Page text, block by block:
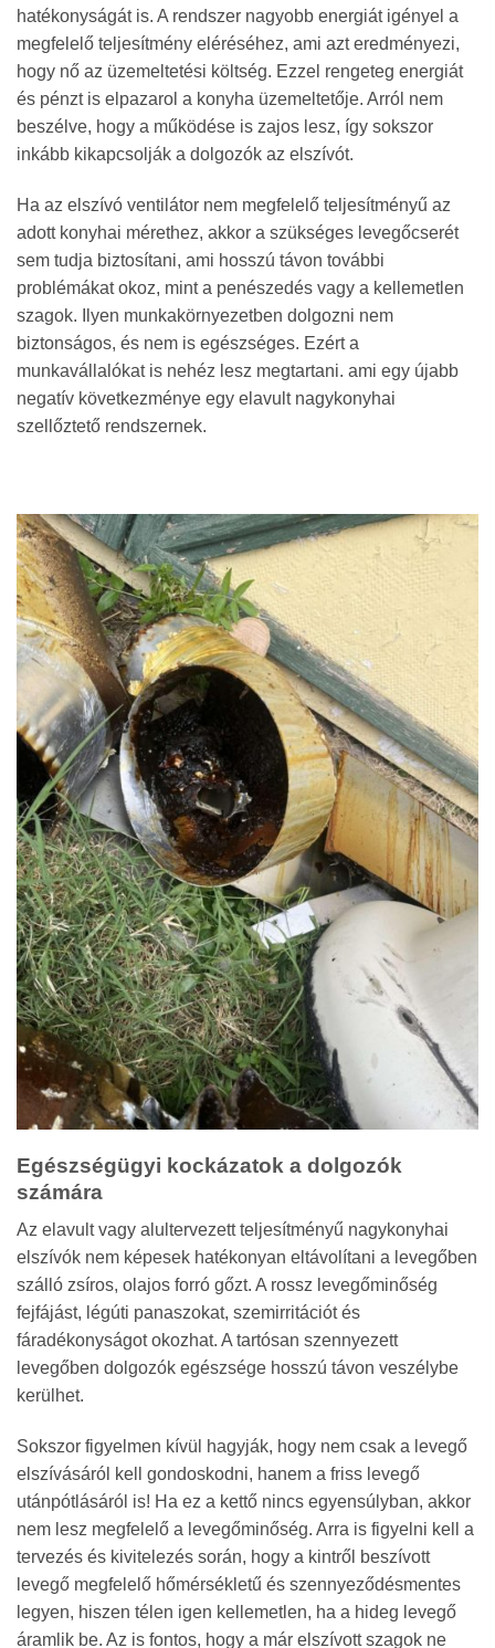
hatékonyságát is. A rendszer nagyobb energiát igényel a
megfelelő teljesítmény eléréséhez, ami azt eredményezi,
hogy nő az üzemeltetési költség. Ezzel rengeteg energiát
és pénzt is elpazarol a konyha üzemeltetője. Arról nem
beszélve, hogy a működése is zajos lesz, így sokszor
inkább kikapcsolják a dolgozók az elszívót.
Ha az elszívó ventilátor nem megfelelő teljesítményű az
adott konyhai mérethez, akkor a szükséges levegőcserét
sem tudja biztosítani, ami hosszú távon további
problémákat okoz, mint a penészedés vagy a kellemetlen
szagok. Ilyen munkakörnyezetben dolgozni nem
biztonságos, és nem is egészséges. Ezért a
munkavállalókat is nehéz lesz megtartani. ami egy újabb
negatív következménye egy elavult nagykonyhai
szellőztető rendszernek.
Egészségügyi kockázatok a dolgozók
számára
Az elavult vagy alultervezett teljesítményű nagykonyhai
elszívók nem képesek hatékonyan eltávolítani a levegőben
szálló zsíros, olajos forró gőzt. A rossz levegőminőség
fejfájást, légúti panaszokat, szemirritációt és
fáradékonyságot okozhat. A tartósan szennyezett
levegőben dolgozók egészsége hosszú távon veszélybe
kerülhet.
Sokszor figyelmen kívül hagyják, hogy nem csak a levegő
elszívásáról kell gondoskodni, hanem a friss levegő
utánpótlásáról is! Ha ez a kettő nincs egyensúlyban, akkor
nem lesz megfelelő a levegőminőség. Arra is figyelni kell a
tervezés és kivitelezés során, hogy a kintről beszívott
levegő megfelelő hőmérsékletű és szennyeződésmentes
legyen, hiszen télen igen kellemetlen, ha a hideg levegő
áramlik be. Az is fontos, hogy a már elszívott szagok ne